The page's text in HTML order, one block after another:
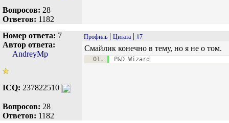
Вопросов: 28
Ответов: 1182
Номер ответа: 7
Автор ответа:
AndreyMp
ICQ: 237822510
Вопросов: 28
Ответов: 1182
Профиль | Цитата | #7
Смайлик конечно в тему, но я не о том.
P&D Wizard